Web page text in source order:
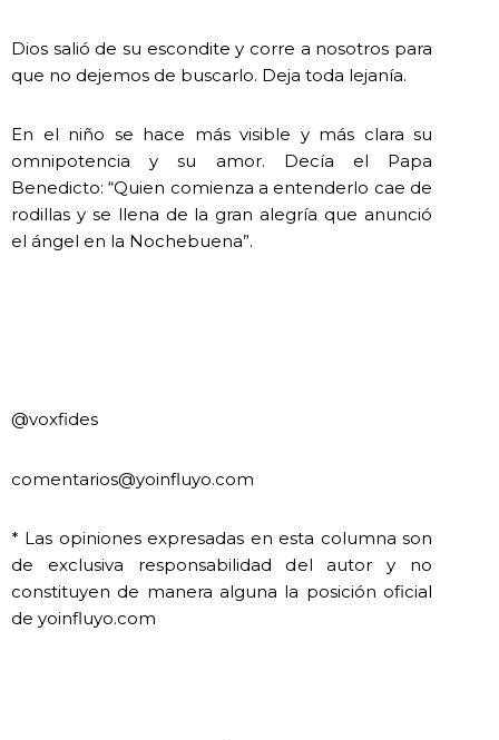
Dios salió de su escondite y corre a nosotros para
que no dejemos de buscarlo. Deja toda lejanía.
En el niño se hace más visible y más clara su
omnipotencia y su amor. Decía el Papa
Benedicto: “Quien comienza a entenderlo cae de
rodillas y se llena de la gran alegría que anunció
el ángel en la Nochebuena”.
@voxfides
comentarios@yoinfluyo.com
* Las opiniones expresadas en esta columna son
de exclusiva responsabilidad del autor y no
constituyen de manera alguna la posición oficial
de yoinfluyo.com